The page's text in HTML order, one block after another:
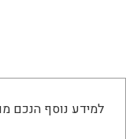
למידע נוסף הנכם